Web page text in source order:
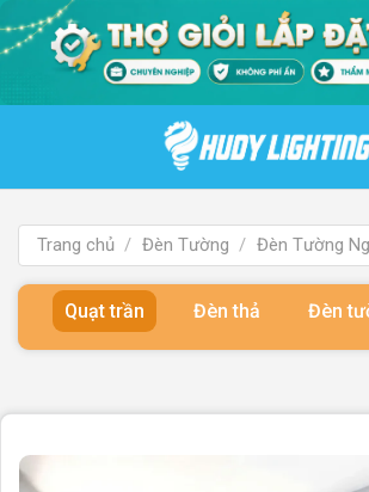
qua
Trang chủ / Đèn Tường / Đèn Tường
Quạt trần Đèn thả Đèn